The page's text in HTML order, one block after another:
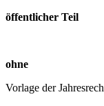
öffentlicher Teil
ohne
Vorlage der